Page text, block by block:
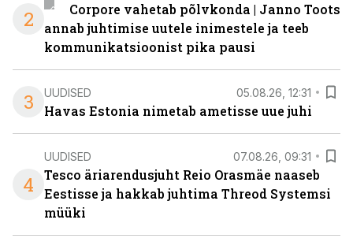
2
Corpore vahetab põlvkonda | Janno Toots
annab juhtimise uutele inimestele ja teeb
kommunikatsioonist pika pausi
3 UUDISED 05.08.26, 12:31
Havas Estonia nimetab ametisse uue juhi
4
UUDISED 07.08.26, 09:31
Tesco äriarendusjuht Reio Orasmäe naaseb
Eestisse ja hakkab juhtima Threod Systemsi
müüki